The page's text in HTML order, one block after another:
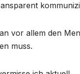
vor allem den
muss.